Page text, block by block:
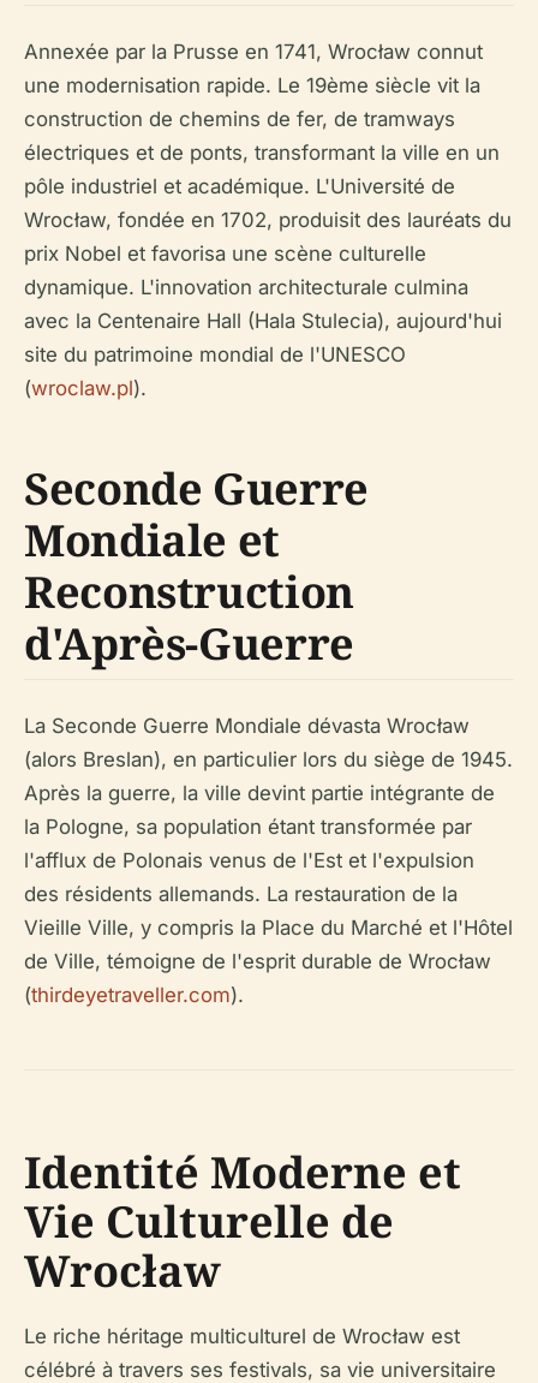
Annexée par la Prusse en 1741, Wrocław connut
une modernisation rapide. Le 19ème siècle vit la
construction de chemins de fer, de tramways
électriques et de ponts, transformant la ville en un
pôle industriel et académique. L'Université de
Wrocław, fondée en 1702, produisit des lauréats du
prix Nobel et favorisa une scène culturelle
dynamique. L'innovation architecturale culmina
avec la Centenaire Hall (Hala Stulecia), aujourd'hui
site du patrimoine mondial de l'UNESCO
(wroclaw.pl).
Seconde Guerre
Mondiale et
Reconstruction
d'Après-Guerre
La Seconde Guerre Mondiale dévasta Wrocław
(alors Breslan), en particulier lors du siège de 1945.
Après la guerre, la ville devint partie intégrante de
la Pologne, sa population étant transformée par
l'afflux de Polonais venus de l'Est et l'expulsion
des résidents allemands. La restauration de la
Vieille Ville, y compris la Place du Marché et l'Hôtel
de Ville, témoigne de l'esprit durable de Wrocław
(thirdeyetraveller.com).
Identité Moderne et
Vie Culturelle de
Wrocław
Le riche héritage multiculturel de Wrocław est
célébré à travers ses festivals, sa vie universitaire